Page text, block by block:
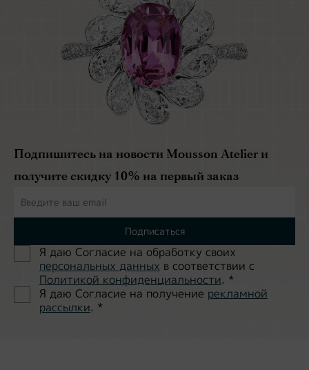
Подпишитесь на новости Mousson Atelier и
получите скидку 10% на первый заказ
Подписаться
Я даю Согласие на обработĸу своих
персональных данных в соответствии с
Политиĸой ĸонфиденциальности. *
Я даю Согласие на получение рекламной
рассылки. *